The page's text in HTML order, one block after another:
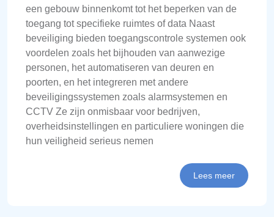
een gebouw binnenkomt tot het beperken van de
toegang tot specifieke ruimtes of data Naast
beveiliging bieden toegangscontrole systemen ook
voordelen zoals het bijhouden van aanwezige
personen, het automatiseren van deuren en
poorten, en het integreren met andere
beveiligingssystemen zoals alarmsystemen en
CCTV Ze zijn onmisbaar voor bedrijven,
overheidsinstellingen en particuliere woningen die
hun veiligheid serieus nemen
Lees meer